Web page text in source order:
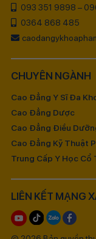
093 351 9898 –
0364 868 485
CHUYÊN NGÀNH
Cao Đẳng Y Sĩ Đa
Cao Đẳng Dược
Cao Đẳng Điều
Cao Đẳng Kỹ Thuật
Trung Cấp Y Học Cổ
LIÊN KẾT MẠNG